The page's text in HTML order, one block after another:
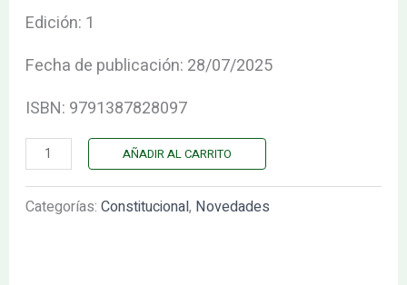
Edición: 1
Fecha de publicación: 28/07/2025
ISBN: 9791387828097
AÑADIR AL CARRITO
Categorías: Constitucional, Novedades